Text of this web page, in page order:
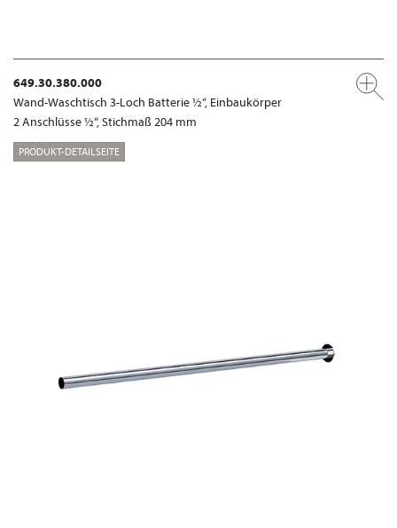
649.30.380.000
Wand-Waschtisch 3-Loch Batterie ½“, Einbaukörper
2 Anschlüsse ½“, Stichmaß 204 mm
PRODUKT-DETAILSEITE